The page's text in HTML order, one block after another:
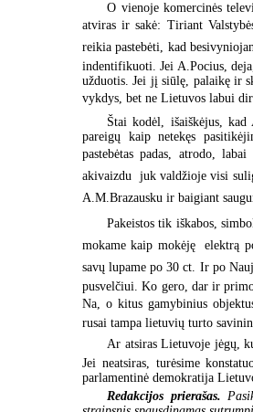
O vienoje komercinės
atviras ir sakė: Tiriant
reikia pastebėti, kad
indentifikuoti. Jei A.Pocius,
užduotis. Jei jį siūlę, palaikę ir
vykdys, bet ne Lietuvos labui
Štai kodėl, išaiškėjus, kad
pareigų kaip netekęs
pastebėtas padas, atrodo,
akivaizdu  juk valdžioje visi
A.M.Brazausku ir baigiant
Pakeistos tik iškabos,
mokame kaip mokėję  elektrą
savų lupame po 30 ct. Ir po
pusvelčiui. Ko gero, dar ir
Na, o kitus gamybinius
rusai tampa lietuvių turto
Ar atsiras Lietuvoje jėgų,
Jei neatsiras, turėsime
parlamentinė demokratija
Redakcijos prierašas.